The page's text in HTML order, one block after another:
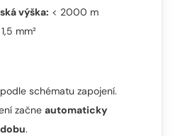
výška: < 2000 m
mm²
schématu zapojení.
začne automaticky
.